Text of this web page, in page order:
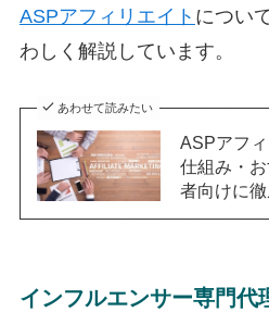
ASPアフィリエイト につい
わしく解説しています。
あわせて読みたい
ASPアフ
仕組み・
者向けに徹
インフルエンサー専門代